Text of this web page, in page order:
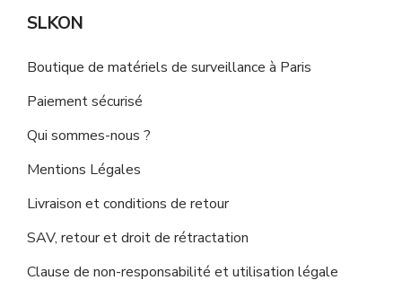
SLKON
Boutique de matériels de surveillance à Paris
Paiement sécurisé
Qui sommes-nous ?
Mentions Légales
Livraison et conditions de retour
SAV, retour et droit de rétractation
Clause de non-responsabilité et utilisation légale